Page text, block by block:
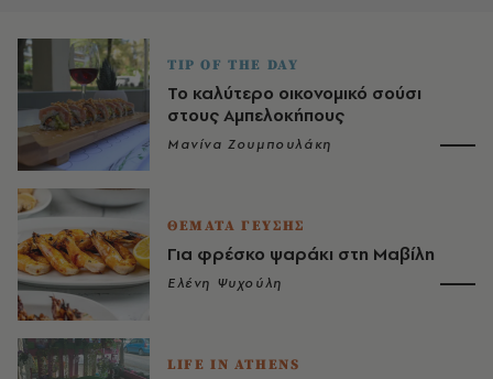
TIP OF THE DAY
Το καλύτερο οικονομικό σούσι
στους Αμπελοκήπους
Μανίνα Ζουμπουλάκη
ΘΕΜΑΤΑ ΓΕΥΣΗΣ
Για φρέσκο ψαράκι στη Μαβίλη
Ελένη Ψυχούλη
LIFE IN ATHENS